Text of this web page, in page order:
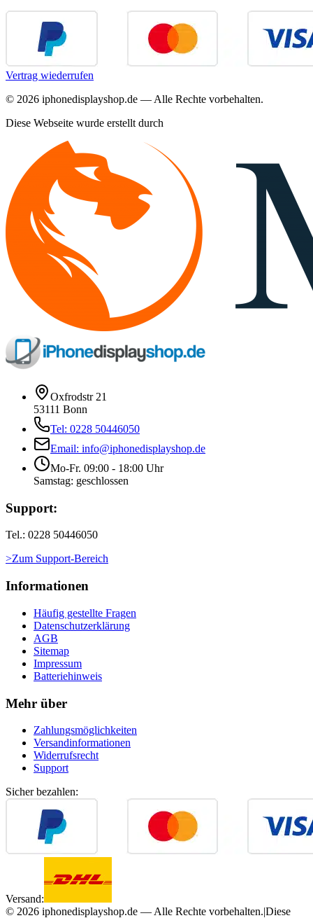
Vertrag wiederrufen
© 2026 iphonedisplayshop.de — Alle Rechte vorbehalten.
Diese Webseite wurde erstellt durch
Oxfrodstr 21
53111 Bonn
Tel: 0228 50446050
Email: info@iphonedisplayshop.de
Mo-Fr. 09:00 - 18:00 Uhr
Samstag: geschlossen
Support:
Tel.: 0228 50446050
>Zum Support-Bereich
Informationen
Häufig gestellte Fragen
Datenschutzerklärung
AGB
Sitemap
Impressum
Batteriehinweis
Mehr über
Zahlungsmöglichkeiten
Versandinformationen
Widerrufsrecht
Support
Sicher bezahlen:
Versand:
© 2026 iphonedisplayshop.de — Alle Rechte vorbehalten.|Diese